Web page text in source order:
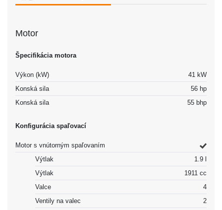
Motor
Špecifikácia motora
Výkon (kW)
41 kW
Konská sila
56 hp
Konská sila
55 bhp
Konfigurácia spaľovací
Motor s vnútorným spaľovaním
Výtlak
1.9 l
Výtlak
1911 cc
Valce
4
Ventily na valec
2